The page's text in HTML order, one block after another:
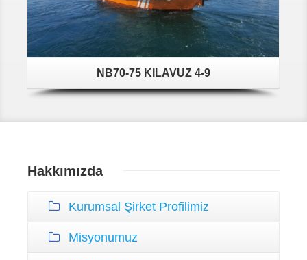
NB70-75 KILAVUZ 4-9
Hakkımızda
Kurumsal Şirket Profilimiz
Misyonumuz